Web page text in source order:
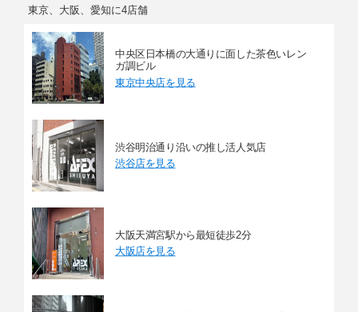
東京、大阪、愛知に4店舗
中央区日本橋の大通りに面した茶色いレン
ガ調ビル
東京中央店を見る
渋谷明治通り沿いの推し活人気店
渋谷店を見る
大阪天満宮駅から最短徒歩2分
大阪店を見る